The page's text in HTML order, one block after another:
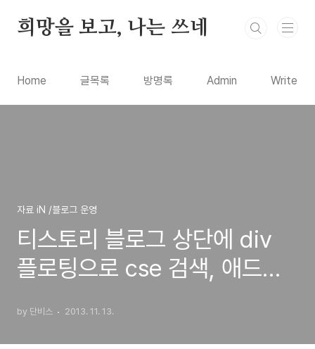
희망을 보고, 나는 쓰네
Home 글목록 방명록 Admin Write
자료 iN /블로그 운영
티스토리 블로그 상단에 div
플로팅으로 cse 검색, 애드센
by 단비스 2013. 11. 13.